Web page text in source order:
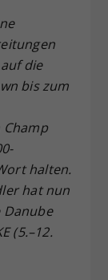
die
bis zum
halten.
hat nun
(5.–12.
eine
falls der